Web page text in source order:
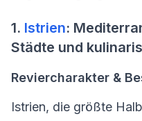
1. Istrien:
Städte und
Reviercharakter &
Istrien, die größte